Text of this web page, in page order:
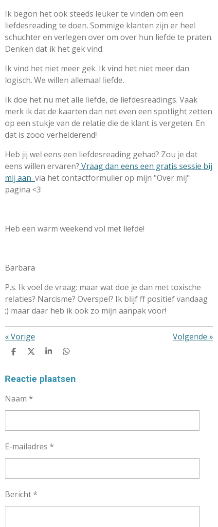
Ik begon het ook steeds leuker te vinden om een
liefdesreading te doen. Sommige klanten zijn er heel
schuchter en verlegen over om over hun liefde te praten.
Denken dat ik het gek vind.
Ik vind het niet meer gek. Ik vind het niet meer dan
logisch. We willen allemaal liefde.
Ik doe het nu met alle liefde, de liefdesreadings. Vaak
merk ik dat de kaarten dan net even een spotlight zetten
op een stukje van de relatie die de klant is vergeten. En
dat is zooo verhelderend!
Heb jij wel eens een liefdesreading gehad? Zou je dat
eens willen ervaren? Vraag dan eens een gratis sessie bij
mij aan via het contactformulier op mijn "Over mij"
pagina <3
Heb een warm weekend vol met liefde!
Barbara
P.s. Ik voel de vraag: maar wat doe je dan met toxische
relaties? Narcisme? Overspel? Ik blijf ff positief vandaag
;) maar daar heb ik ook zo mijn aanpak voor!
«Vorige Volgende »
D
E
D
L
S
R
D
E
Reactie plaatsen
Naam *
E-mailadres *
Bericht *